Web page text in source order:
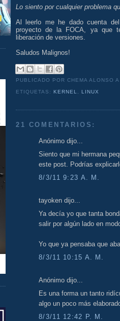
Lo siento por cualquier problema
Al leerlo me he dado cuenta
proyecto de la FOCA, ya que
liberación de versiones.
Saludos Malignos!
PUBLICADO POR CHEMA ALONSO
ETIQUETAS: KERNEL, LINUX
21 COMENTARIOS:
Anónimo dijo...
Siento que mi hermana
este post. Podrías
8/3/11 9:23 A. M.
tayoken dijo...
Ya decía yo que tanta
salir por algún lado en
Yo que ya pensaba que
8/3/11 10:15 A. M.
Anónimo dijo...
Es una forma un tanto
algo un poco más
8/3/11 12:42 P. M.